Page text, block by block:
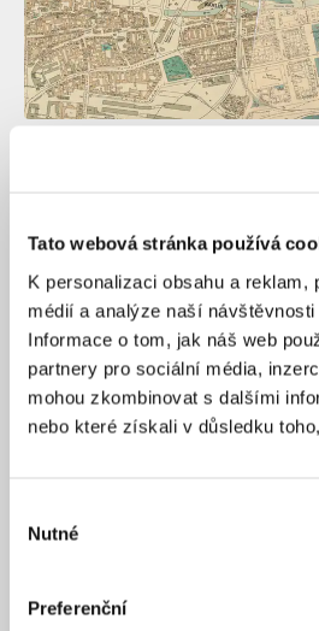
Tato webová stránka používá
K personalizaci obsahu a
médií a analýze naší
Informace o tom, jak náš web
partnery pro sociální média,
mohou zkombinovat s dalšími
nebo které získali v důsledku
souhlasu
Nutné
Preferenční
Tři zaniklé ostrovy. Kromě
a Jeruzalémský – ten získal svůj
Zdroj: Aplikace Praha včera
Jediným karlínským ostrovem,
připojení k pevnině, byla
rekreační místo Pražanů. V
přes opakované zákazy konaly
zvěře. Na ostrově také dlouho
lemovaly